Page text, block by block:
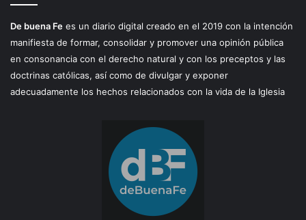
De buena Fe es un diario digital creado en el 2019 con la intención
manifiesta de formar, consolidar y promover una opinión pública
en consonancia con el derecho natural y con los preceptos y las
doctrinas católicas, así como de divulgar y exponer
adecuadamente los hechos relacionados con la vida de la Iglesia